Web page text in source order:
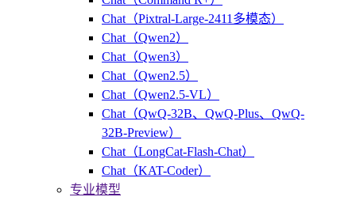
Chat（Pixtral-Large-2411多模态）
Chat（Qwen2）
Chat（Qwen3）
Chat（Qwen2.5）
Chat（Qwen2.5-VL）
Chat（QwQ-32B、QwQ-Plus、QwQ-
32B-Preview）
Chat（LongCat-Flash-Chat）
Chat（KAT-Coder）
专业模型